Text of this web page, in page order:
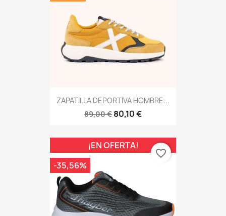
ZAPATILLA DEPORTIVA HOMBRE...
89,00 € 80,10 €
¡EN OFERTA!
-35,56%
favorite_border